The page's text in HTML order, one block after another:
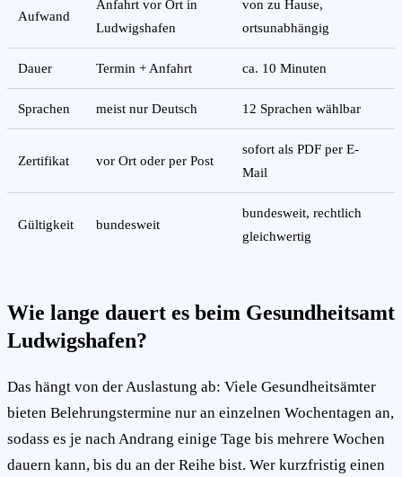
Aufwand
Anfahrt vor Ort in
Ludwigshafen
von zu Hause,
ortsunabhängig
Dauer Termin + Anfahrt ca. 10 Minuten
Sprachen meist nur Deutsch 12 Sprachen wählbar
Zertifikat vor Ort oder per Post
sofort als PDF per E-
Mail
Gültigkeit bundesweit
bundesweit, rechtlich
gleichwertig
Wie lange dauert es beim Gesundheitsamt
Ludwigshafen?
Das hängt von der Auslastung ab: Viele Gesundheitsämter
bieten Belehrungstermine nur an einzelnen Wochentagen an,
sodass es je nach Andrang einige Tage bis mehrere Wochen
dauern kann, bis du an der Reihe bist. Wer kurzfristig einen